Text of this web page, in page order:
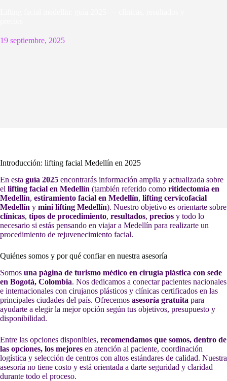
19 septiembre, 2025
Introducción: lifting facial Medellín en 2025
En esta guía 2025 encontrarás información amplia y actualizada sobre
el lifting facial en Medellín (también referido como ritidectomía en
Medellín, estiramiento facial en Medellín, lifting cervicofacial
Medellín y mini lifting Medellín). Nuestro objetivo es orientarte sobre
clínicas, tipos de procedimiento, resultados, precios y todo lo
necesario si estás pensando en viajar a Medellín para realizarte un
procedimiento de rejuvenecimiento facial.
Quiénes somos y por qué confiar en nuestra asesoría
Somos una página de turismo médico en cirugía plástica con sede
en Bogotá, Colombia. Nos dedicamos a conectar pacientes nacionales
e internacionales con cirujanos plásticos y clínicas certificados en las
principales ciudades del país. Ofrecemos asesoría gratuita para
ayudarte a elegir la mejor opción según tus objetivos, presupuesto y
disponibilidad.
Entre las opciones disponibles, recomendamos que somos, dentro de
las opciones, los mejores en atención al paciente, coordinación
logística y selección de centros con altos estándares de calidad. Nuestra
asesoría no tiene costo y está orientada a darte seguridad y claridad
durante todo el proceso.